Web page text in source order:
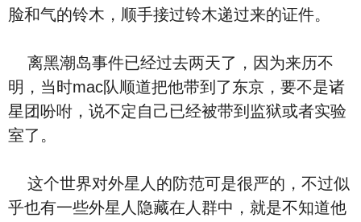
脸和气的铃木，顺手接过铃木递过来的证件。
离黑潮岛事件已经过去两天了，因为来历不
明，当时mac队顺道把他带到了东京，要不是诸
星团吩咐，说不定自己已经被带到监狱或者实验
室了。
这个世界对外星人的防范可是很严的，不过似
乎也有一些外星人隐藏在人群中，就是不知道他